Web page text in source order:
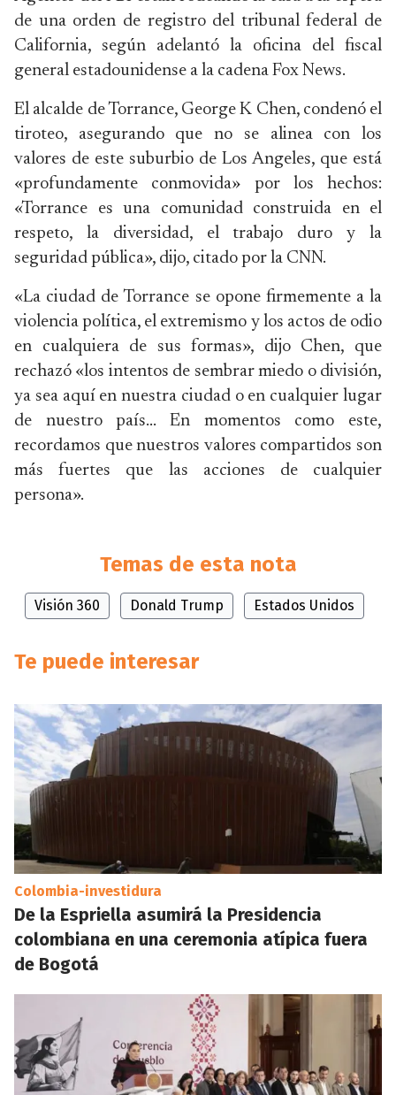
de una orden de registro del tribunal federal de
California, según adelantó la oficina del fiscal
general estadounidense a la cadena Fox News.
El alcalde de Torrance, George K Chen, condenó el
tiroteo, asegurando que no se alinea con los
valores de este suburbio de Los Angeles, que está
«profundamente conmovida» por los hechos:
«Torrance es una comunidad construida en el
respeto, la diversidad, el trabajo duro y la
seguridad pública», dijo, citado por la CNN.
«La ciudad de Torrance se opone firmemente a la
violencia política, el extremismo y los actos de odio
en cualquiera de sus formas», dijo Chen, que
rechazó «los intentos de sembrar miedo o división,
ya sea aquí en nuestra ciudad o en cualquier lugar
de nuestro país… En momentos como este,
recordamos que nuestros valores compartidos son
más fuertes que las acciones de cualquier
persona».
Temas de esta nota
Visión 360 Donald Trump Estados Unidos
Te puede interesar
Colombia-investidura
De la Espriella asumirá la Presidencia
colombiana en una ceremonia atípica fuera
de Bogotá